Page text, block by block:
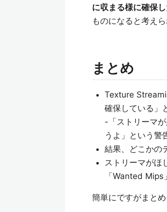
に収まる様に確保
ものになると考えら
まとめ
Texture
確保している」
-「ストリーマ
うよ」という警
結果、どこかの
ストリーマがほ
「Wanted
簡単にですがまと